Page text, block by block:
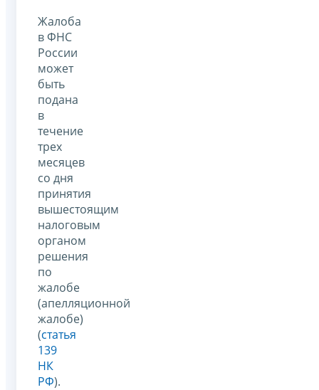
Жалоба
в ФНС
России
может
быть
подана
в
течение
трех
месяцев
со дня
принятия
вышестоящим
налоговым
органом
решения
по
жалобе
(апелляционной
жалобе)
(статья
139
НК
РФ).